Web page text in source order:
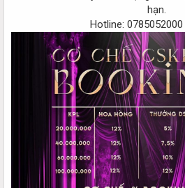
Hotline: